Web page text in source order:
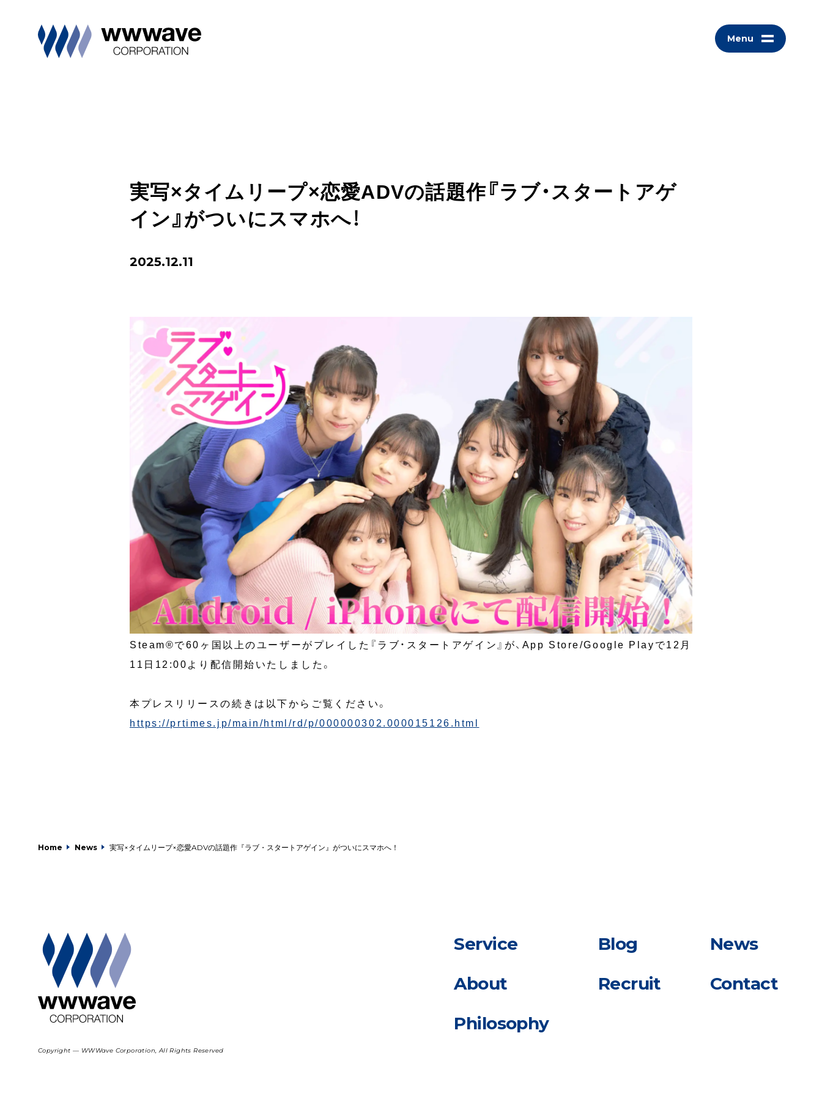
Menu
実写×タイムリープ×恋愛ADVの話題作『ラブ・スタートアゲ
イン』がついにスマホへ！
2025.12.11
Steam®で60ヶ国以上のユーザーがプレイした『ラブ・スタートアゲイン』が、App Store/Google Playで12月
11日12:00より配信開始いたしました。
本プレスリリースの続きは以下からご覧ください。
https://prtimes.jp/main/html/rd/p/000000302.000015126.html
Home News 実写×タイムリープ×恋愛ADVの話題作『ラブ・スタートアゲイン』がついにスマホへ！
Service
About
Philosophy
Blog
Recruit
News
Contact
Copyright — WWWave Corporation, All Rights Reserved